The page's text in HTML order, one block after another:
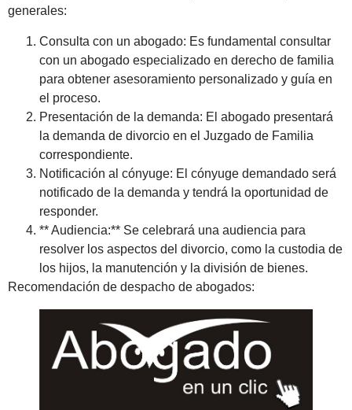
generales:
Consulta con un abogado: Es fundamental consultar
con un abogado especializado en derecho de familia
para obtener asesoramiento personalizado y guía en
el proceso.
Presentación de la demanda: El abogado presentará
la demanda de divorcio en el Juzgado de Familia
correspondiente.
Notificación al cónyuge: El cónyuge demandado será
notificado de la demanda y tendrá la oportunidad de
responder.
** Audiencia:** Se celebrará una audiencia para
resolver los aspectos del divorcio, como la custodia de
los hijos, la manutención y la división de bienes.
Recomendación de despacho de abogados: